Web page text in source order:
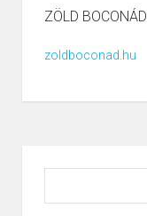
ZÖLD BOCONÁD
zoldboconad.hu